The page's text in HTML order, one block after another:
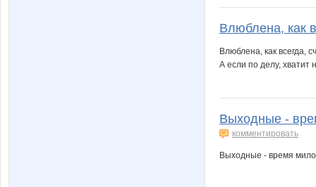
Влюблена, как
Влюблена, как всегда,
А если по делу, хватит
Выходные -
комментировать
Выходные - время